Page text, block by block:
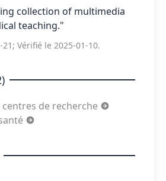
collection of multimedia
teaching."
Vérifié le 2025-01-10.
de recherche